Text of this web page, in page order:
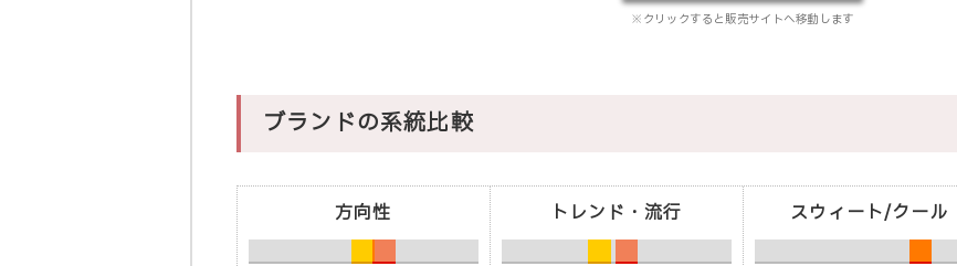
※クリックすると販売サイトへ移動します
ブランドの系統比較
方向性 トレンド・流行 スウィート/クール